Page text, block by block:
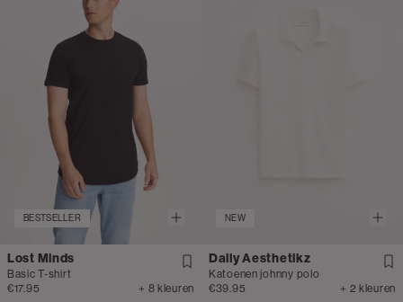
BESTSELLER
Lost Minds
Basic T-shirt
€17.95
+ 8 kleuren
NEW
Daily Aesthetikz
Katoenen johnny polo
€39.95
+ 2 kleuren